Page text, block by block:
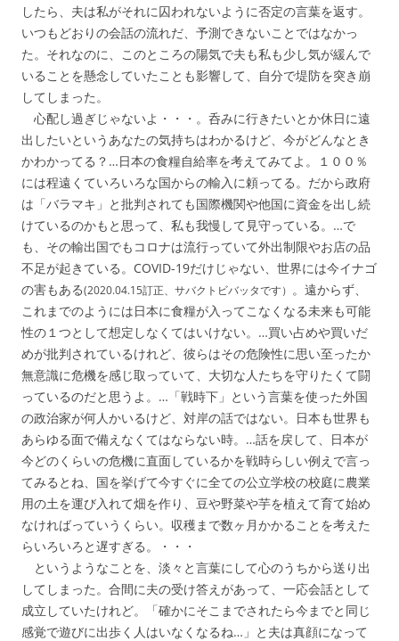
したら、夫は私がそれに囚われないように否定の言葉を返す。
いつもどおりの会話の流れだ、予測できないことではなかっ
た。それなのに、このところの陽気で夫も私も少し気が緩んで
いることを懸念していたことも影響して、自分で堤防を突き崩
してしまった。
心配し過ぎじゃないよ・・・。呑みに行きたいとか休日に遠
出したいというあなたの気持ちはわかるけど、今がどんなとき
かわかってる？…日本の食糧自給率を考えてみてよ。１００％
には程遠くていろいろな国からの輸入に頼ってる。だから政府
は「バラマキ」と批判されても国際機関や他国に資金を出し続
けているのかもと思って、私も我慢して見守っている。…で
も、その輸出国でもコロナは流行っていて外出制限やお店の品
不足が起きている。COVID-19だけじゃない、世界には今イナゴ
の害もある(2020.04.15訂正、サバクトビバッタです） 。遠からず、
これまでのようには日本に食糧が入ってこなくなる未来も可能
性の１つとして想定しなくてはいけない。…買い占めや買いだ
めが批判されているけれど、彼らはその危険性に思い至ったか
無意識に危機を感じ取っていて、大切な人たちを守りたくて闘
っているのだと思うよ。…「戦時下」という言葉を使った外国
の政治家が何人かいるけど、対岸の話ではない。日本も世界も
あらゆる面で備えなくてはならない時。…話を戻して、日本が
今どのくらいの危機に直面しているかを戦時らしい例えで言っ
てみるとね、国を挙げて今すぐに全ての公立学校の校庭に農業
用の土を運び入れて畑を作り、豆や野菜や芋を植えて育て始め
なければっていうくらい。収穫まで数ヶ月かかることを考えた
らいろいろと遅すぎる。・・・
というようなことを、淡々と言葉にして心のうちから送り出
してしまった。合間に夫の受け答えがあって、一応会話として
成立していたけれど。「確かにそこまでされたら今までと同じ
感覚で遊びに出歩く人はいなくなるね…」と夫は真顔になって